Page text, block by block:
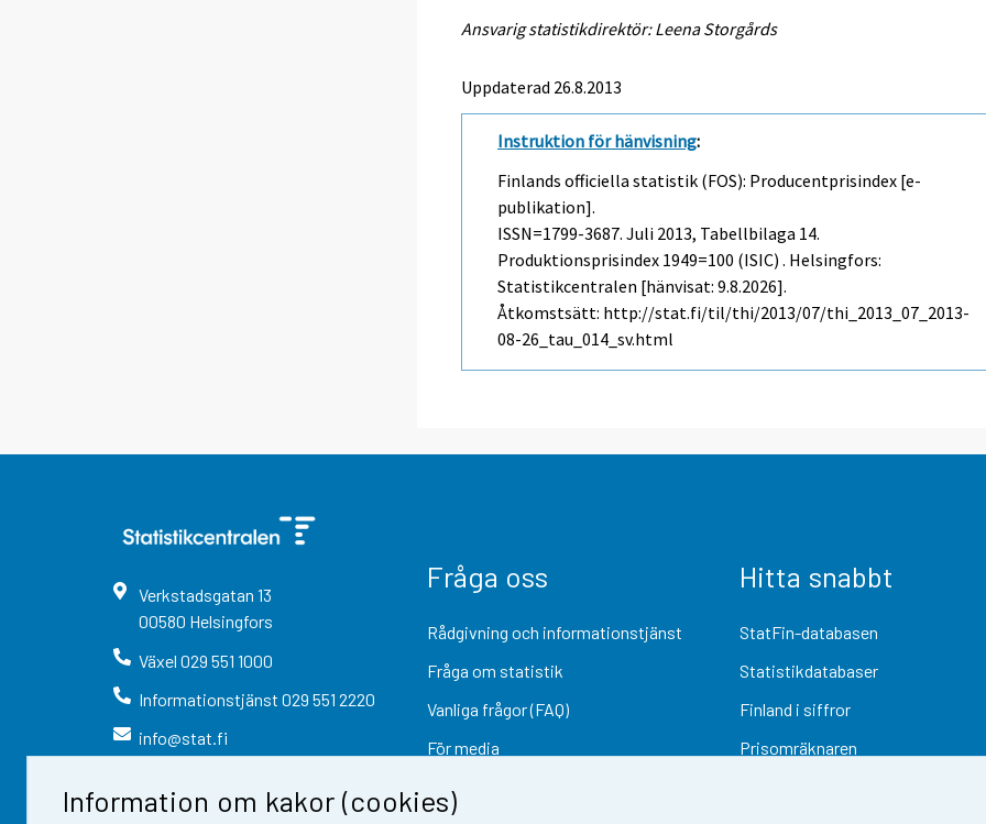
Information om kakor (cookies)
Ansvarig statistikdirektör: Leena Storgårds
Uppdaterad 26.8.2013
Instruktion för hänvisning:
Finlands officiella statistik (FOS): Producentprisindex [e-
publikation].
ISSN=1799-3687.Juli 2013, Tabellbilaga 14.
Produktionsprisindex 1949=100 (ISIC) . Helsingfors:
Statistikcentralen [hänvisat: 9.8.2026].
Åtkomstsätt: http://stat.fi/til/thi/2013/07/thi_2013_07_2013-
08-26_tau_014_sv.html
Verkstadsgatan 13
00580 Helsingfors
Växel 029 551 1000
Informationstjänst 029 551 2220
info@stat.fi
Fråga oss
Rådgivning och informationstjänst
Fråga om statistik
Vanliga frågor (FAQ)
För media
Hitta snabbt
StatFin-databasen
Statistikdatabaser
Finland i siffror
Prisomräknaren